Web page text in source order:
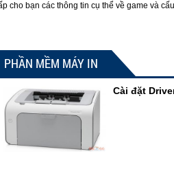
cho bạn các thông tin cụ thể về game và
PHẦN MỀM MÁY IN
Cài đặt